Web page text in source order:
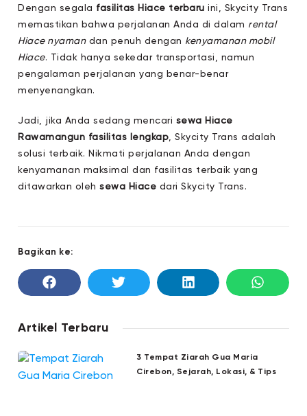
Dengan segala fasilitas Hiace terbaru ini, Skycity Trans
memastikan bahwa perjalanan Anda di dalam rental
Hiace nyamandan penuh dengan kenyamanan mobil
Hiace. Tidak hanya sekedar transportasi, namun
pengalaman perjalanan yang benar-benar
menyenangkan.
Jadi, jika Anda sedang mencari sewa Hiace
Rawamangun fasilitas lengkap, Skycity Trans adalah
solusi terbaik. Nikmati perjalanan Anda dengan
kenyamanan maksimal dan fasilitas terbaik yang
ditawarkan olehsewa Hiace dari Skycity Trans.
Bagikan ke:
Artikel Terbaru
3 Tempat Ziarah Gua Maria
Cirebon, Sejarah, Lokasi, & Tips